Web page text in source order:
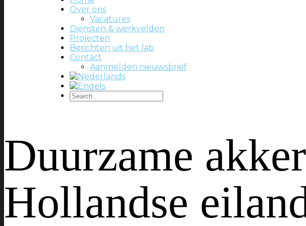
Over ons
Vacatures
Diensten & werkvelden
Projecten
Berichten uit het lab
Contact
Aanmelden nieuwsbrief
Duurzame
Hollandse